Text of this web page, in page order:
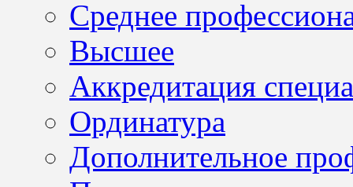
Среднее
Высшее
Аккредитация
Ординатура
Дополнительное